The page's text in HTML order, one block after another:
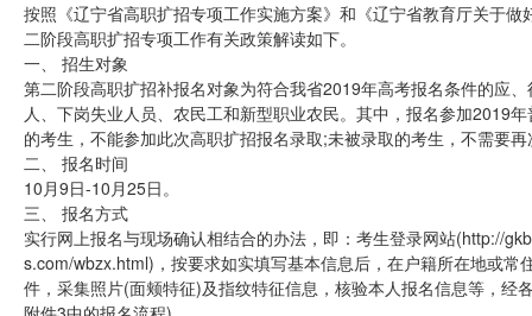
按照《辽宁省高职扩招专项工作实施方案》和《辽宁省教育厅关于
二阶段高职扩招专项工作有关政策解读如下。
一、 招生对象
第二阶段高职扩招补报名对象为符合我省2019年高考报名条件的应
人、下岗失业人员、农民工和新型职业农民。其中，报名参加2019
的考生，不能参加此次高职扩招报名录取;未被录取的考生，不需要
二、 报名时间
10月9日-10月25日。
三、 报名方式
实行网上报名与现场确认相结合的办法，即：考生登录网站(http://
s.com/wbzx.html)，按要求如实填写基本信息后，在户籍所在地或
件，采集照片(面颊特征)及指纹特征信息，核验本人报名信息等，